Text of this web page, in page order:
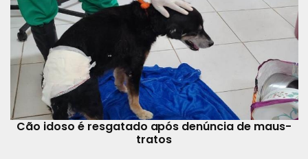
Cão idoso é resgatado após denúncia de maus-
tratos